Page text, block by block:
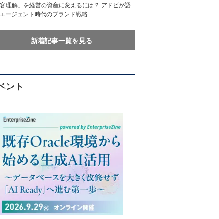
客理解」を経営の資産に変えるには？ アドビが語
ージェント時代のブランド戦略
新着記事一覧を見る
ント